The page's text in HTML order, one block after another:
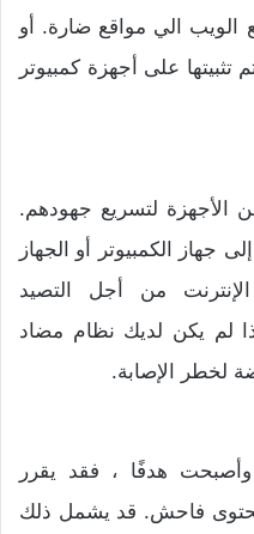
الويب الي مواقع ضارة. أو
على أجهزة كمبيوتر
الأجهزة لتسريع جهودهم.
جهاز الكمبيوتر أو الجهاز
من أجل التصيد
لم يكن لديك نظام مضاد
لخطر الإصابة.
وأصبحت هدفًا ، فقد يقرر
فاحش. قد يشمل ذلك